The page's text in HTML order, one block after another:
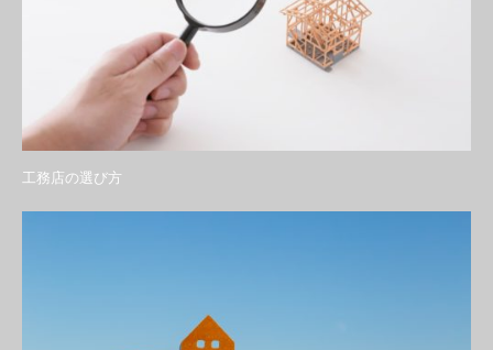
工務店の選び方